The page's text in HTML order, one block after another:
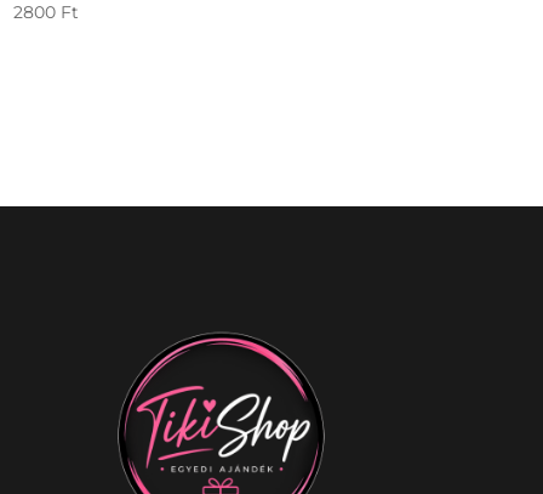
2800 Ft